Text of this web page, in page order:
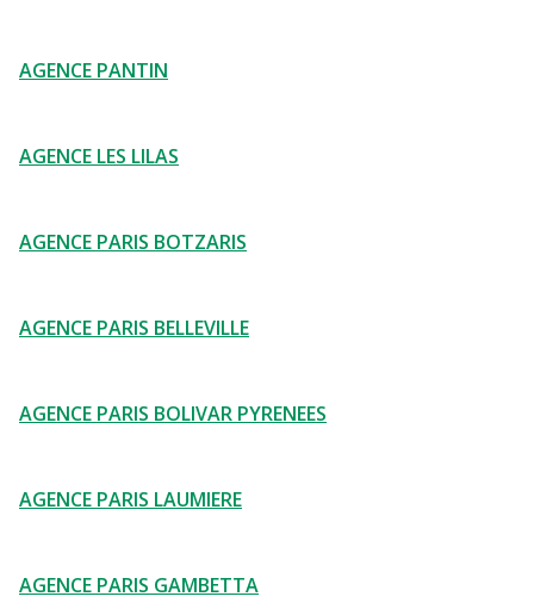
AGENCE PANTIN
AGENCE LES LILAS
AGENCE PARIS BOTZARIS
AGENCE PARIS BELLEVILLE
AGENCE PARIS BOLIVAR PYRENEES
AGENCE PARIS LAUMIERE
AGENCE PARIS GAMBETTA